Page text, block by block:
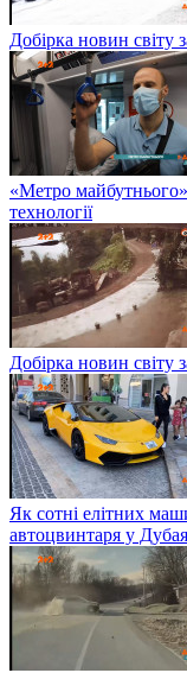
Добірка новин світу
«Метро
технології
Добірка новин світу
Як сотні елітних
автоцвинтаря у